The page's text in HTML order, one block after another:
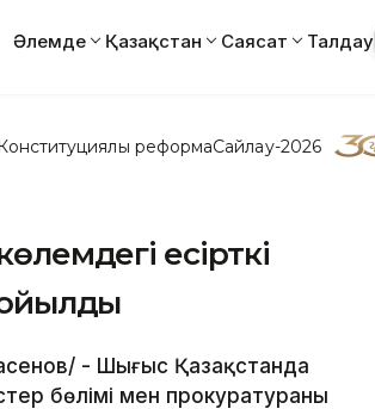
Әлемде Қазақстан Саясат Талдау
Конституциялық реформаСайлау-2026
есірткі
- Шығыс Қазақстанда
бөлімі мен прокуратураның